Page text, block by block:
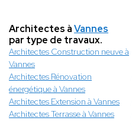
Architectes àVannes
par type de travaux.
Architectes Construction neuve à
Vannes
Architectes Rénovation
énergétique à Vannes
Architectes Extension à Vannes
Architectes Terrasse à Vannes